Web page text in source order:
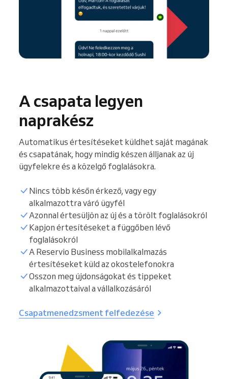
A csapata legyen
naprakész
Automatikus értesítéseket küldhet saját magának
és csapatának, hogy mindig készen álljanak az új
ügyfelekre és a közelgő foglalásokra.
Nincs több későn érkező, vagy egy
alkalmazottra váró ügyfél
Azonnal értesüljön az új és a törölt foglalásokról
Kapjon értesítéseket a függőben lévő
foglalásokról
A Reservio Business mobilalkalmazás
értesítéseket küld az okostelefonokra
Osszon meg újdonságokat és tippeket
alkalmazottaival a vállalkozásáról
Csapatmenedzsment felfedezése